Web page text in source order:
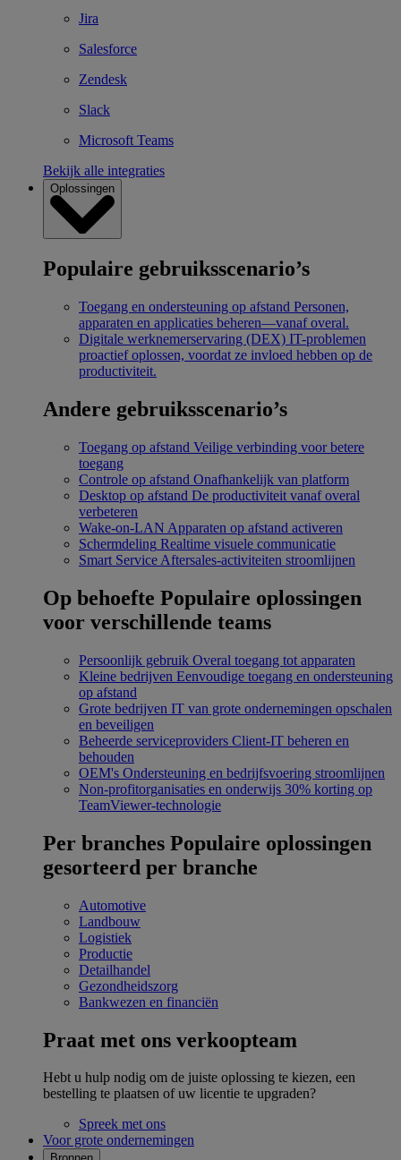
Jira
Salesforce
Zendesk
Slack
Microsoft Teams
Bekijk alle integraties
Oplossingen
Populaire gebruiksscenario’s
Toegang en ondersteuning op afstand Personen,
apparaten en applicaties beheren—vanaf overal.
Digitale werknemerservaring (DEX) IT-problemen
proactief oplossen, voordat ze invloed hebben op de
productiviteit.
Andere gebruiksscenario’s
Toegang op afstand Veilige verbinding voor betere
toegang
Controle op afstand Onafhankelijk van platform
Desktop op afstand De productiviteit vanaf overal
verbeteren
Wake-on-LAN Apparaten op afstand activeren
Schermdeling Realtime visuele communicatie
Smart Service Aftersales-activiteiten stroomlijnen
Op behoefte Populaire oplossingen
voor verschillende teams
Persoonlijk gebruik Overal toegang tot apparaten
Kleine bedrijven Eenvoudige toegang en ondersteuning
op afstand
Grote bedrijven IT van grote ondernemingen opschalen
en beveiligen
Beheerde serviceproviders Client-IT beheren en
behouden
OEM's Ondersteuning en bedrijfsvoering stroomlijnen
Non-profitorganisaties en onderwijs 30% korting op
TeamViewer-technologie
Per branches Populaire oplossingen
gesorteerd per branche
Automotive
Landbouw
Logistiek
Productie
Detailhandel
Gezondheidszorg
Bankwezen en financiën
Praat met ons verkoopteam
Hebt u hulp nodig om de juiste oplossing te kiezen, een
bestelling te plaatsen of uw licentie te upgraden?
Spreek met ons
Voor grote ondernemingen